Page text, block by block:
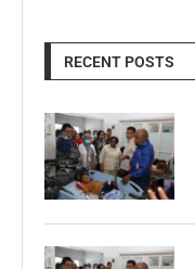
RECENT POSTS